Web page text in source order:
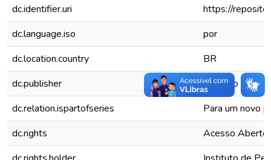
dc.identifier.uri
https://
dc.language.iso
por
dc.location.country
BR
dc.publisher
Instituto de
dc.relation.ispartofseries
Para um novo
dc.rights
Acesso Aberto